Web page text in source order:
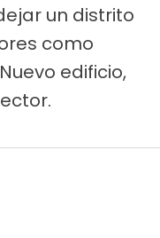
un distrito
como
edificio,